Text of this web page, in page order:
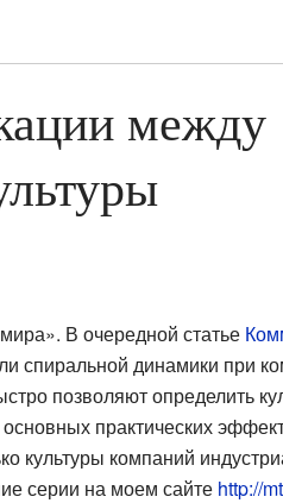
страницей
между
В очередной статье
спиральной динамики при
позволяют определить
практических
культуры компаний
серии на моем сайте http://